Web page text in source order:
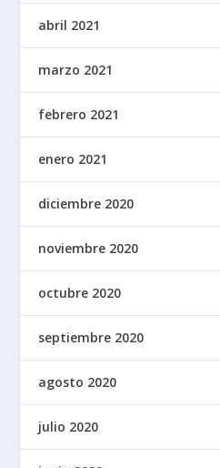
abril 2021
marzo 2021
febrero 2021
enero 2021
diciembre 2020
noviembre 2020
octubre 2020
septiembre 2020
agosto 2020
julio 2020